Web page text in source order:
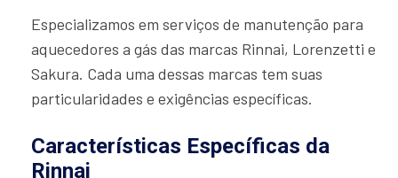
Especializamos em serviços de manutenção para
aquecedores a gás das marcas Rinnai, Lorenzetti e
Sakura. Cada uma dessas marcas tem suas
particularidades e exigências específicas.
Características Específicas da
Rinnai